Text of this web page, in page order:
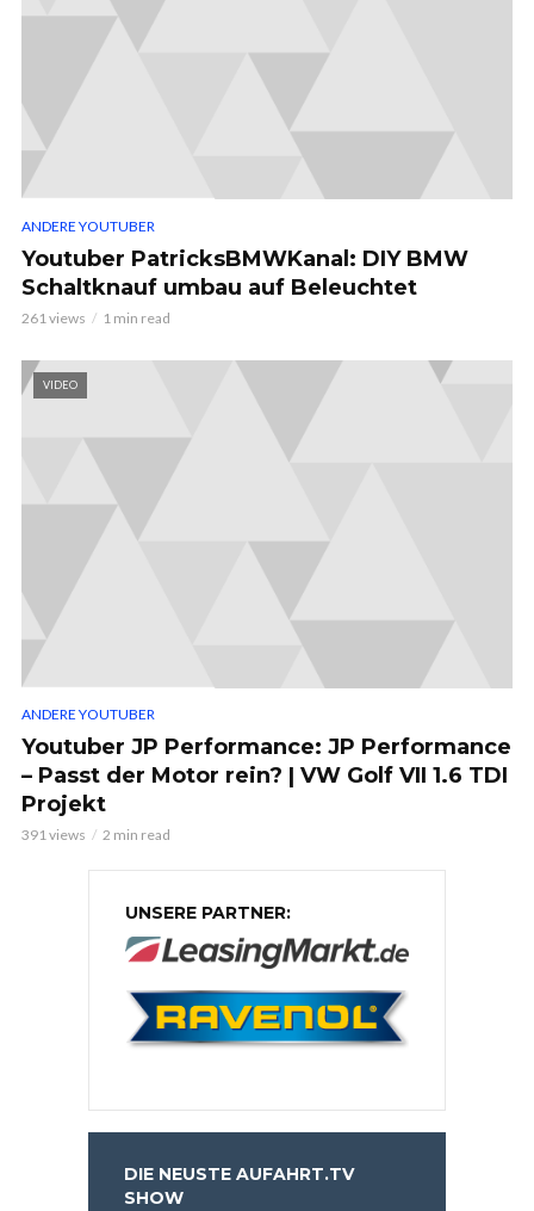
ANDERE YOUTUBER
Youtuber PatricksBMWKanal: DIY BMW
Schaltknauf umbau auf Beleuchtet
261 views 1 min read
VIDEO
ANDERE YOUTUBER
Youtuber JP Performance: JP Performance
– Passt der Motor rein? | VW Golf VII 1.6 TDI
Projekt
391 views 2 min read
UNSERE PARTNER:
DIE NEUSTE AUFAHRT.TV
SHOW